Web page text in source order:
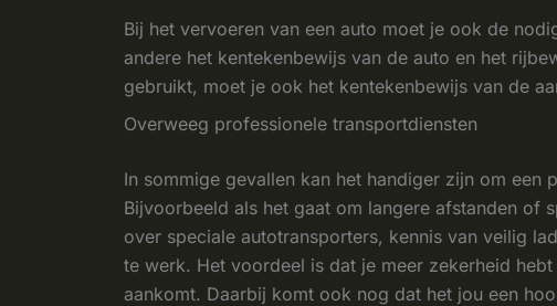
Bij het vervoeren van een auto moet je ook de
andere het kentekenbewijs van de auto en het
gebruikt, moet je ook het kentekenbewijs van de
Overweeg professionele transportdiensten
In sommige gevallen kan het handiger zijn om een
Bijvoorbeeld als het gaat om langere afstanden of
over speciale autotransporters, kennis van veilig
te werk. Het voordeel is dat je meer zekerheid
aankomt. Daarbij komt ook nog dat het jou een